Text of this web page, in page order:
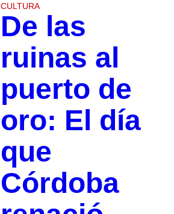
CULTURA
De las
ruinas al
puerto de
oro: El día
que
Córdoba